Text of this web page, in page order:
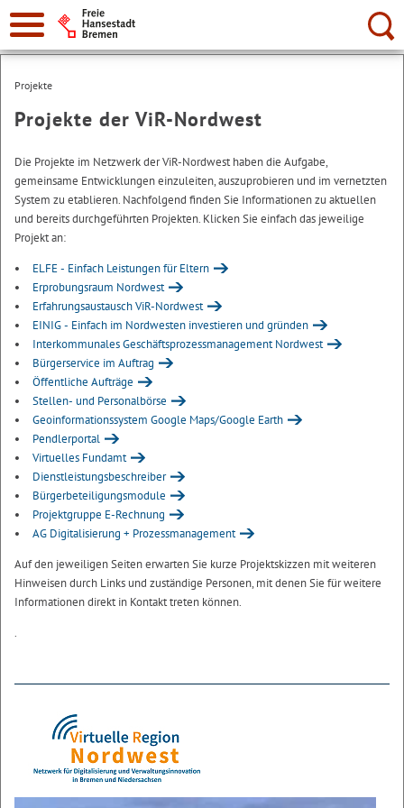
Suche:
Projekte
Projekte der ViR-Nordwest
Die Projekte im Netzwerk der ViR-Nordwest haben die Aufgabe,
gemeinsame Entwicklungen einzuleiten, auszuprobieren und im vernetzten
System zu etablieren. Nachfolgend finden Sie Informationen zu aktuellen
und bereits durchgeführten Projekten. Klicken Sie einfach das jeweilige
Projekt an:
ELFE - Einfach Leistungen für Eltern
Erprobungsraum Nordwest
Erfahrungsaustausch ViR-Nordwest
EINIG - Einfach im Nordwesten investieren und gründen
Interkommunales Geschäftsprozessmanagement Nordwest
Bürgerservice im Auftrag
Öffentliche Aufträge
Stellen- und Personalbörse
Geoinformationssystem Google Maps/Google Earth
Pendlerportal
Virtuelles Fundamt
Dienstleistungsbeschreiber
Bürgerbeteiligungsmodule
Projektgruppe E-Rechnung
AG Digitalisierung + Prozessmanagement
Auf den jeweiligen Seiten erwarten Sie kurze Projektskizzen mit weiteren
Hinweisen durch Links und zuständige Personen, mit denen Sie für weitere
Informationen direkt in Kontakt treten können.
.